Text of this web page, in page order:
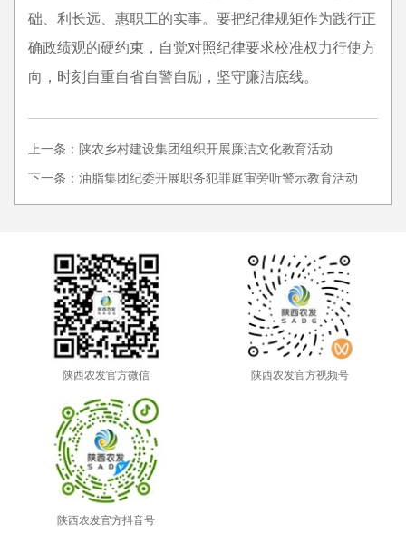
础、利长远、惠职工的实事。要把纪律规矩作为践行正
确政绩观的硬约束，自觉对照纪律要求校准权力行使方
向，时刻自重自省自警自励，坚守廉洁底线。
上一条：陕农乡村建设集团组织开展廉洁文化教育活动
下一条：油脂集团纪委开展职务犯罪庭审旁听警示教育活动
陕西农发官方微信 陕西农发官方视频号
陕西农发官方抖音号